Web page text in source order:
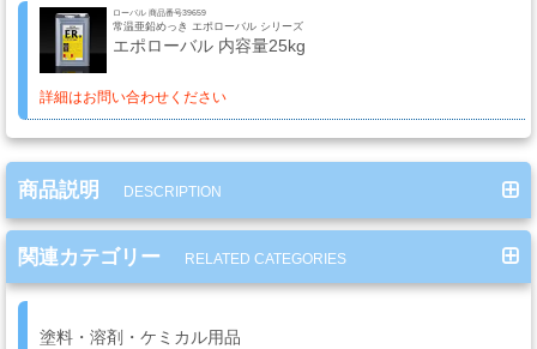
ゴ
ル
ド
ー
フ・
カ
ス
タ
ム
系
ローバル 商品番号39659
常温亜鉛めっき エポローバル シリーズ
エポローバル 内容量25kg
詳細はお問い合わせください
商品説明 DESCRIPTION
関連カテゴリー RELATED CATEGORIES
塗料・溶剤・ケミカル用品